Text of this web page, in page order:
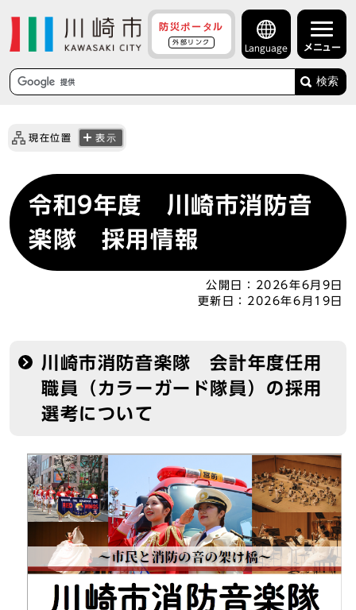
防災ポータル
外部リンク
Language メニュー
検索
現在位置 表示
令和9年度 川崎市消防音
楽隊 採用情報
公開日：
2026年6月9日
更新日： 2026年6月19日
川崎市消防音楽隊 会計年度任用
職員（カラーガード隊員）の採用
選考について